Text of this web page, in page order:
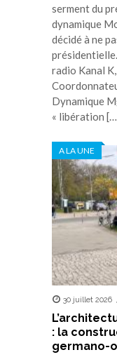
serment du
dynamique
décidé à ne
radio Kanal
Dynamique
« libération
A LA UNE
30 juillet 2026 ,
: la
germano-